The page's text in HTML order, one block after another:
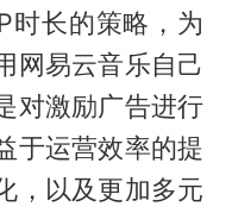
时长的策略，为
网易云音乐自己
对激励广告进行
于运营效率的提
，以及更加多元